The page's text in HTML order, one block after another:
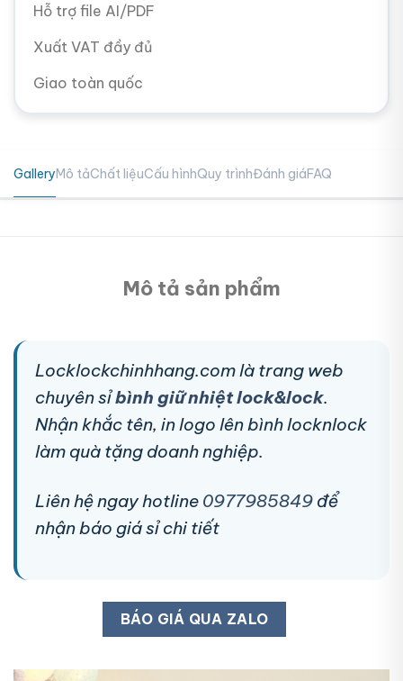
Hỗ trợ file AI/PDF
Xuất VAT đầy đủ
Giao toàn quốc
GalleryMô tảChất liệuCấu hìnhQuy trìnhĐánh giáFAQ
Mô tả sản phẩm
Locklockchinhhang.com là trang web
chuyên sỉbình giữ nhiệt lock&lock.
Nhận khắc tên, in logo lên bình locknlock
làm quà tặng doanh nghiệp.
Liên hệ ngay hotline 0977985849 để
nhận báo giá sỉ chi tiết
BÁO GIÁ QUA ZALO